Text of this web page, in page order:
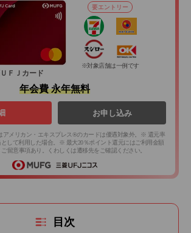
ＦＪカード
要エントリー
※対象店舗は一例です
年会費 永年無料
お申し込み
アメリカン・エキスプレス®のカードは優遇対象外。※ 還元率
として利用した場合。※ 最大20％ポイント還元にはご利用金額
留意事項あり。くわしくは遷移先をご確認ください。
目次